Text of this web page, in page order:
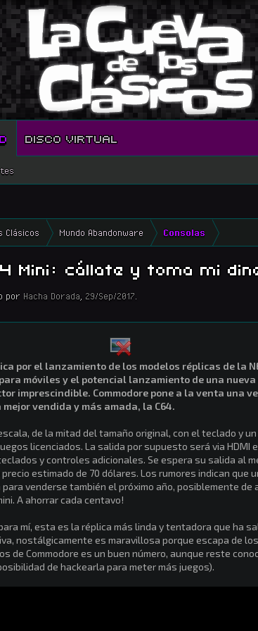
DISCO VIRTUAL
Clásicos Mundo Abandonware Consolas
Mini: cállate y toma mi
por Hacha Dorada 29/Sep/2017
​
por el lanzamiento de los modelos réplicas de la
móviles y el potencial lanzamiento de una
imprescindible. Commodore pone a la venta una
vendida y más amada, la C64.
de la mitad del tamaño original, con el teclado y
licenciados. La salida por supuesto será via HDMI
y controles adicionales. Se espera su salida al
estimado de 70 dólares. Los rumores indican que
venderse también el próximo año, posiblemente de
A ahorrar cada centavo!
mí, esta es la réplica más linda y tentadora que ha
nostálgicamente es maravillosa porque escapa de
de Commodore es un buen número, aunque reste
de hackearla para meter más juegos).